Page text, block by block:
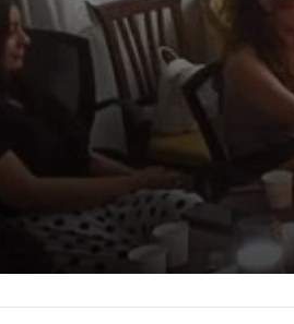
Genç Kalemler Gönüllere Dokundu